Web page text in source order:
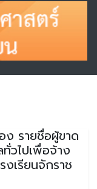
ง รายชื่อผู้ขาด
วไปเพื่อจ้าง
งเรียนจักราช